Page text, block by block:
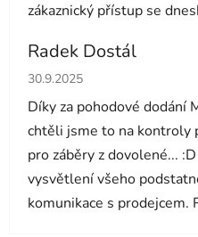
zákaznický přístup se
Radek Dostál
Hodnocení obchodu je 5 z
30.9.2025
Díky za pohodové dodání
chtěli jsme to na kontroly
pro záběry z dovolené...
vysvětlení všeho
komunikace s prodejcem.